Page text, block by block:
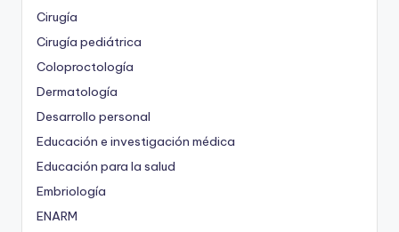
Cirugía
Cirugía pediátrica
Coloproctología
Dermatología
Desarrollo personal
Educación e investigación médica
Educación para la salud
Embriología
ENARM